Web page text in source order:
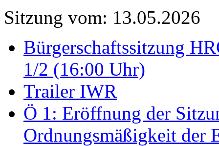
Sitzung vom: 13.05.2026
Bürgerschaftssitzung
1/2 (16:00 Uhr)
Trailer IWR
Ö 1: Eröffnung der
Ordnungsmäßigkeit der